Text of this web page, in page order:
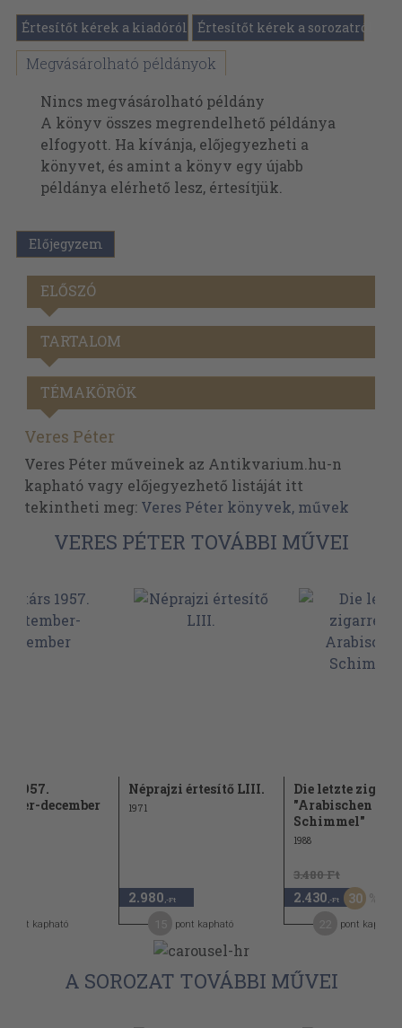
Értesítőt kérek a kiadóról Értesítőt kérek a sorozatról
Megvásárolható példányok
Nincs megvásárolható példány
A könyv összes megrendelhető példánya
elfogyott. Ha kívánja, előjegyezheti a
könyvet, és amint a könyv egy újabb
példánya elérhető lesz, értesítjük.
Előjegyzem
ELŐSZÓ
TARTALOM
TÉMAKÖRÖK
Veres Péter
Veres Péter műveinek az Antikvarium.hu-n
kapható vagy előjegyezhető listáját itt
tekintheti meg: Veres Péter könyvek, művek
VERES PÉTER TOVÁBBI MŰVEI
1957.
december
pont kapható
Néprajzi értesítő LIII.
1971
2.980 ,-Ft
pont kapható
Die letzte
"Arabischen
Schimmel"
1988
3.480 Ft
2.430 ,-Ft 30
pont kapható
A SOROZAT TOVÁBBI MŰVEI